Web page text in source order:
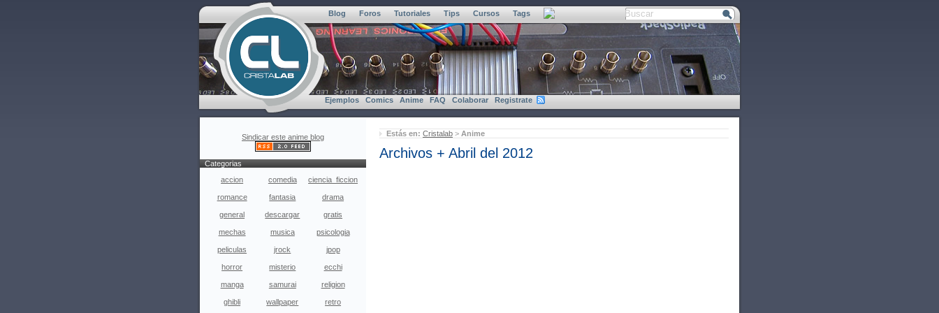
Blog Foros Tutoriales Tips Cursos Tags
Ejemplos Comics Anime FAQ Colaborar Registrate
Sindicar este anime blog
Categorias
accion
comedia ciencia_ficcion
romance fantasia drama
general descargar gratis
mechas musica psicologia
peliculas jrock jpop
horror misterio ecchi
manga samurai religion
ghibli wallpaper retro
Estás en: Cristalab > Anime
Archivos + Abril del 2012